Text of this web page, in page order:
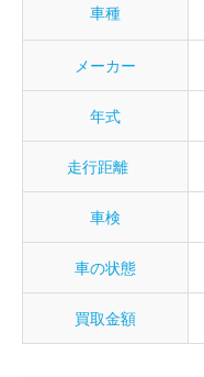
車種
メーカー
年式
走行距離
車検
車の状態
買取金額